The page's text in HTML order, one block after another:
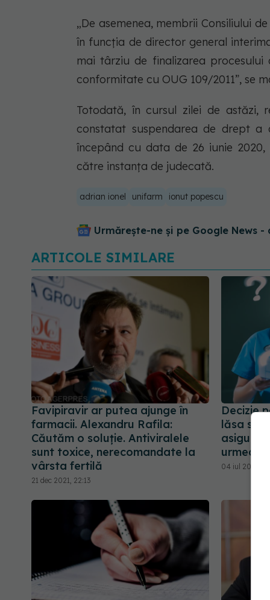
„De asemenea, membrii Consiliului
în funcția de director general
mai târziu de finalizarea
conformitate cu OUG 109/2011”, se
Totodată, în cursul zilei de astăzi,
constatat suspendarea de drept
începând cu data de 26 iunie
către instanța de judecată.
adrian ionel unifarm ionut popescu
Urmărește-ne și pe Google News -
ARTICOLE SIMILARE
Favipiravir ar putea ajunge în
farmacii. Alexandru Rafila:
Căutăm o soluție. Antiviralele
sunt toxice, nerecomandate la
vârsta fertilă
21 dec 2021, 22:13
Decizie
lăsa
urmează
04 iul 2025,